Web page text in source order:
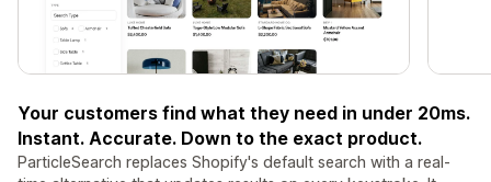
Your customers find what they need in under 20ms.
Instant. Accurate. Down to the exact product.
ParticleSearch replaces Shopify's default search with a real-